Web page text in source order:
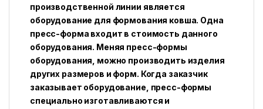
производственной линии является
оборудование для формования ковша. Одна
пресс-форма входит в стоимость данного
оборудования. Меняя пресс-формы
оборудования, можно производить изделия
других размеров и форм. Когда заказчик
заказывает оборудование, пресс-формы
специально изготавливаются и